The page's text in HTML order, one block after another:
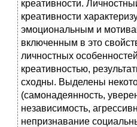
креативности.
креативности
эмоциональным и
включенным в это
личностных
креативностью,
сходны. Выделены
(самонадеянность,
независимость,
непризнавание